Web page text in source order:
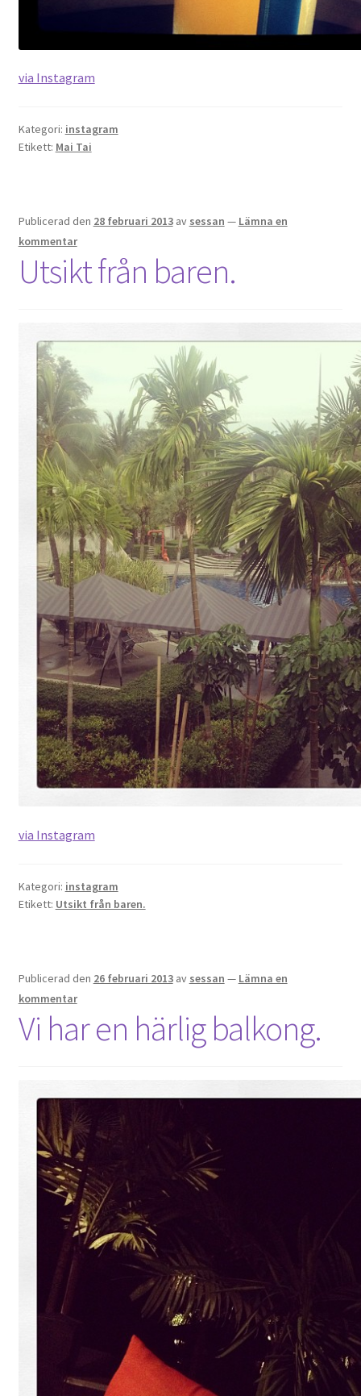
via Instagram
Kategori: instagram
Etikett: Mai Tai
Publicerad den 28 februari 2013 av sessan — Lämna en
kommentar
Utsikt från baren.
via Instagram
Kategori: instagram
Etikett: Utsikt från baren.
Publicerad den 26 februari 2013 av sessan — Lämna en
kommentar
Vi har en härlig balkong.